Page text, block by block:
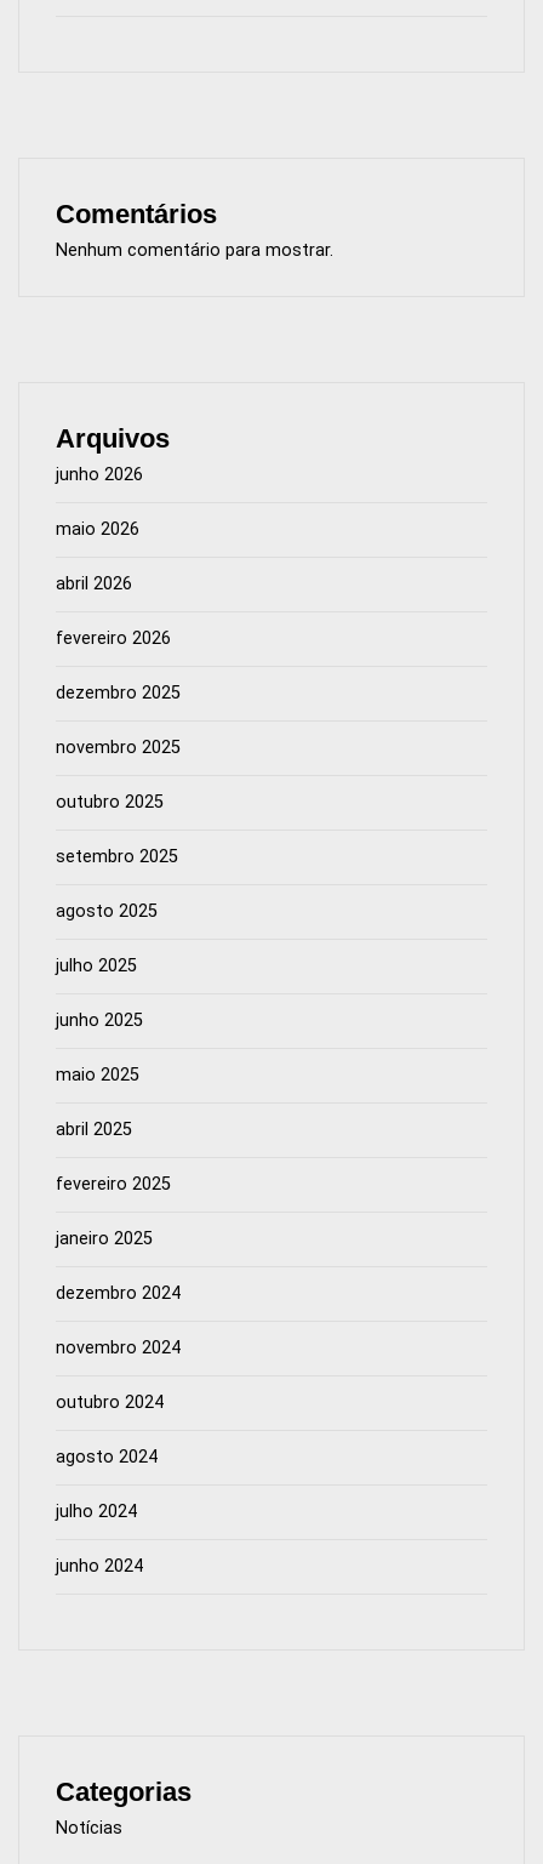
Comentários
Nenhum comentário para mostrar.
Arquivos
junho 2026
maio 2026
abril 2026
fevereiro 2026
dezembro 2025
novembro 2025
outubro 2025
setembro 2025
agosto 2025
julho 2025
junho 2025
maio 2025
abril 2025
fevereiro 2025
janeiro 2025
dezembro 2024
novembro 2024
outubro 2024
agosto 2024
julho 2024
junho 2024
Categorias
Notícias